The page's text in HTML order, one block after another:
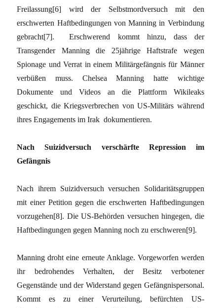
Freilassung[6] wird der Selbstmordversuch mit den
erschwerten Haftbedingungen von Manning in Verbindung
gebracht[7]. Erschwerend kommt hinzu, dass der
Transgender Manning die 25jährige Haftstrafe wegen
Spionage und Verrat in einem Militärgefängnis für Männer
verbüßen muss. Chelsea Manning hatte wichtige
Dokumente und Videos an die Plattform Wikileaks
geschickt, die Kriegsverbrechen von US-Militärs während
ihres Engagements im Irak dokumentieren.
Nach Suizidversuch verschärfte Repression im
Gefängnis
Nach ihrem Suizidversuch versuchen Solidaritätsgruppen
mit einer Petition gegen die erschwerten Haftbedingungen
vorzugehen[8]. Die US-Behörden versuchen hingegen, die
Haftbedingungen gegen Manning noch zu erschweren[9].
Manning droht eine erneute Anklage. Vorgeworfen werden
ihr bedrohendes Verhalten, der Besitz verbotener
Gegenstände und der Widerstand gegen Gefängnispersonal.
Kommt es zu einer Verurteilung, befürchten US-